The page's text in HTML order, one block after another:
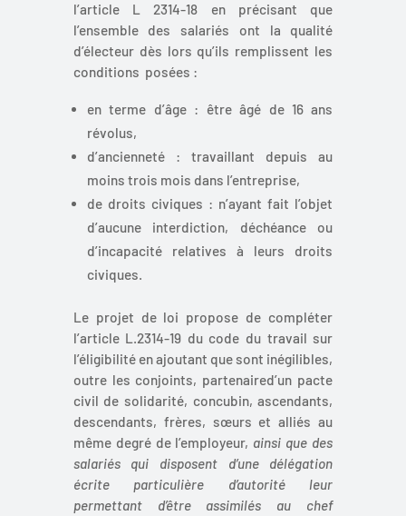
l’article L 2314-18 en précisant que
l’ensemble des salariés ont la qualité
d’électeur dès lors qu’ils remplissent les
conditions posées :
en terme d’âge : être âgé de 16 ans
révolus,
d’ancienneté : travaillant depuis au
moins trois mois dans l’entreprise,
de droits civiques : n’ayant fait l’objet
d’aucune interdiction, déchéance ou
d’incapacité relatives à leurs droits
civiques.
Le projet de loi propose de compléter
l’article L.2314-19 du code du travail sur
l’éligibilité en ajoutant que sont inégilibles,
outre les conjoints, partenaired’un pacte
civil de solidarité, concubin, ascendants,
descendants, frères, sœurs et alliés au
même degré de l’employeur, ainsi que des
salariés qui disposent d’une délégation
écrite particulière d’autorité leur
permettant d’être assimilés au chef